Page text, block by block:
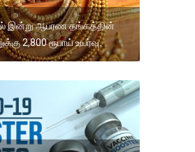
இன்று ஆபரண தங்கத்தின்
2,800 ரூபாய் உயர்வு.